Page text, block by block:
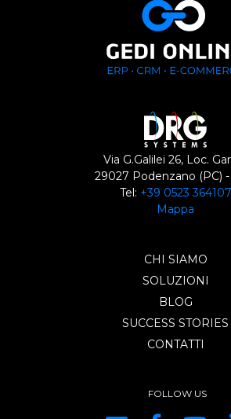
Via G.Galilei 26, Loc.
29027 Podenzano (PC)
Tel: +39 0523 364107
Mappa
CHI SIAMO
SOLUZIONI
BLOG
SUCCESS STORIES
CONTATTI
FOLLOW US